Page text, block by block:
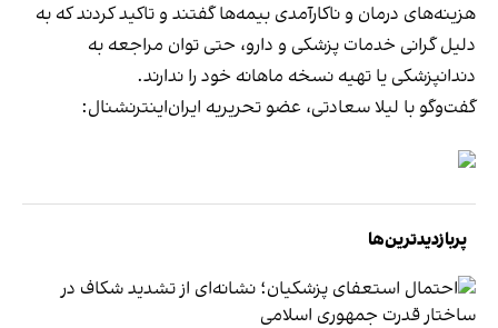
هزینه‌های درمان و ناکارآمدی بیمه‌ها گفتند و تاکید کردند که به
دلیل گرانی خدمات پزشکی و دارو، حتی توان مراجعه به
دندانپزشکی یا تهیه نسخه ماهانه خود را ندارند.
گفت‌وگو با لیلا سعادتی، عضو تحریریه ایران‌اینترنشنال:
پربازدیدترین‌ها